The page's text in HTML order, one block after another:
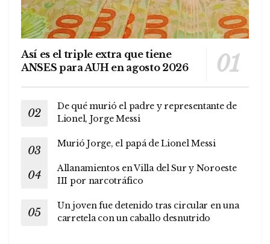
Así es el triple extra que tiene
ANSES para AUH en agosto 2026
De qué murió el padre y representante de
Lionel, Jorge Messi
Murió Jorge, el papá de Lionel Messi
Allanamientos en Villa del Sur y Noroeste
III por narcotráfico
Un joven fue detenido tras circular en una
carretela con un caballo desnutrido